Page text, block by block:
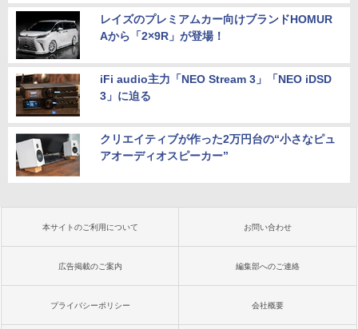
レイズのプレミアムカー向けブランドHOMUR
Aから「2×9R」が登場！
iFi audio主力「NEO Stream 3」「NEO iDSD
3」に迫る
クリエイティブが作った2万円台の“小さなピュ
アオーディオスピーカー”
本サイトのご利用について お問い合わせ
広告掲載のご案内 編集部へのご連絡
プライバシーポリシー 会社概要